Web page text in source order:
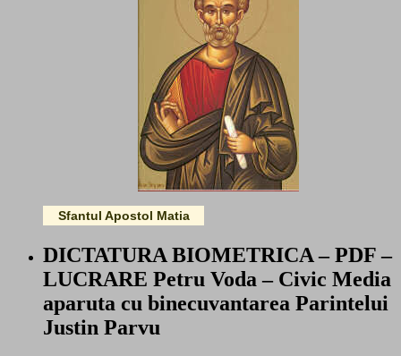
Sfantul Apostol Matia
DICTATURA BIOMETRICA – PDF –
LUCRARE Petru Voda – Civic Media
aparuta cu binecuvantarea Parintelui
Justin Parvu